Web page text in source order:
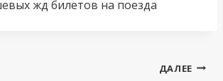
жд билетов на поезда
ДАЛЕЕ